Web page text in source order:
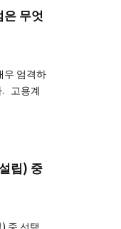
무엇
우 엄격하
. 고용계
립) 중
중 선택